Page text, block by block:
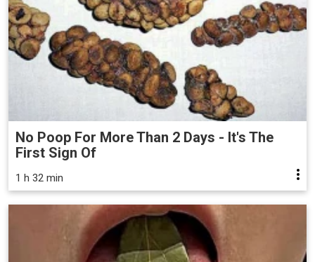
No Poop For More Than 2 Days - It's The
First Sign Of
1 h 32 min